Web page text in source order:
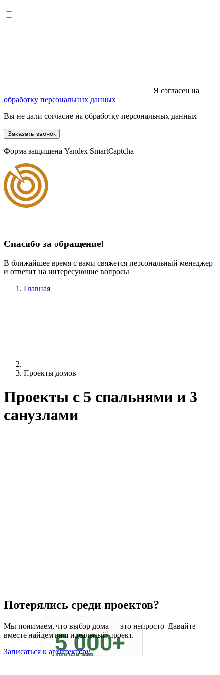
Я согласен на
обработку персональных данных
Вы не дали согласие на обработку персональных данных
Заказать звонок
Форма защищена Yandex SmartCaptcha
Спасибо за обращение!
В ближайшее время с вами свяжется персональный менеджер
и ответит на интересующие вопросы
Главная
Проекты домов
Проекты c 5 спальнями и 3
санузлами
Потерялись среди проектов?
Мы понимаем, что выбор дома — это непросто. Давайте
вместе найдем ваш идеальный проект.
Записаться к архитектору